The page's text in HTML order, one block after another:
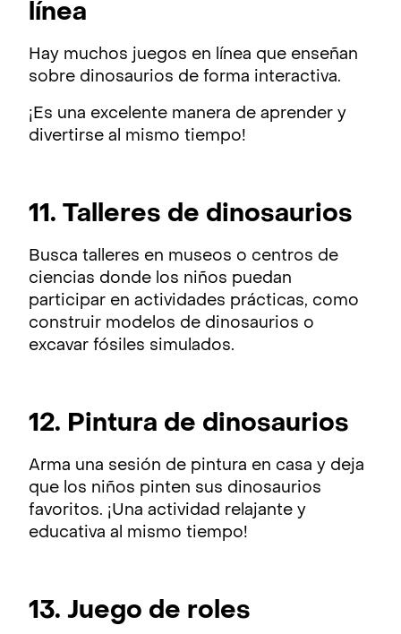
línea
Hay muchos juegos en línea que enseñan
sobre dinosaurios de forma interactiva.
¡Es una excelente manera de aprender y
divertirse al mismo tiempo!
11. Talleres de dinosaurios
Busca talleres en museos o centros de
ciencias donde los niños puedan
participar en actividades prácticas, como
construir modelos de dinosaurios o
excavar fósiles simulados.
12. Pintura de dinosaurios
Arma una sesión de pintura en casa y deja
que los niños pinten sus dinosaurios
favoritos. ¡Una actividad relajante y
educativa al mismo tiempo!
13. Juego de roles